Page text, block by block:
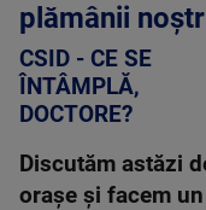
plămânii
CSID - CE SE
ÎNTÂMPLĂ,
DOCTORE?
Discutăm astăzi
orașe și facem